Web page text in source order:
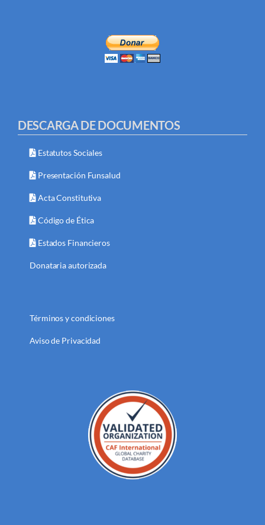
DESCARGA DE DOCUMENTOS
Estatutos Sociales
Presentación Funsalud
Acta Constitutiva
Código de Ética
Estados Financieros
Donataria autorizada
Términos y condiciones
Aviso de Privacidad